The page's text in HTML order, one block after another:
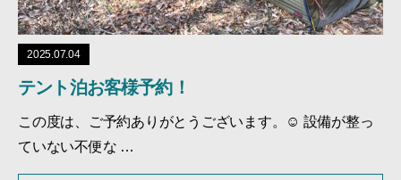
2025.07.04
テント泊お客様予約！
この度は、ご予約ありがとうございます。☺ 設備が整っ
ていない不便な …